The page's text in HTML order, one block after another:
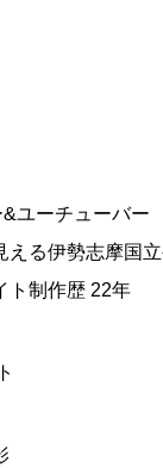
ユーチューバー
える伊勢志摩国
ト制作歴 22年